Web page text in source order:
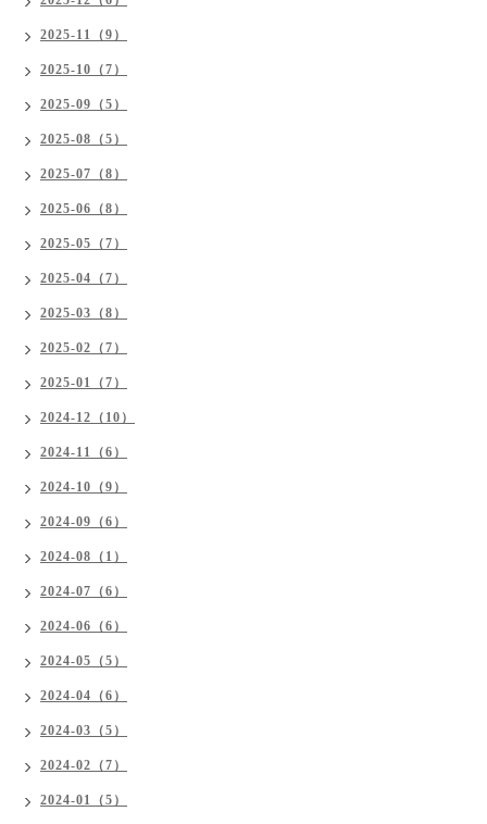
2025-11（9）
2025-10（7）
2025-09（5）
2025-08（5）
2025-07（8）
2025-06（8）
2025-05（7）
2025-04（7）
2025-03（8）
2025-02（7）
2025-01（7）
2024-12（10）
2024-11（6）
2024-10（9）
2024-09（6）
2024-08（1）
2024-07（6）
2024-06（6）
2024-05（5）
2024-04（6）
2024-03（5）
2024-02（7）
2024-01（5）